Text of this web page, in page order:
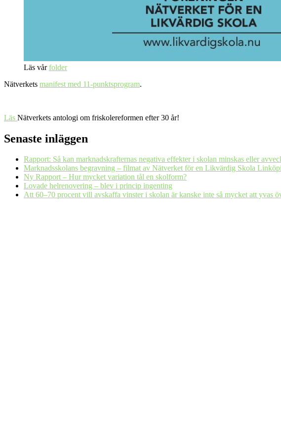
Läs vårfolder
Nätverkets manifest med 11-punktsprogram.
Läs Nätverkets antologi om friskolereformen efter 30 år!
Senaste inläggen
Rapport: Så kan marknadskrafternas negativa effekter i skolan minskas eller
Marknadsskolans begravning – filmat av Nätverket för en Likvärdig Skola
Ny Rapport – Hur mycket variation tål en skolform?
Lovade helrenovering – blev i princip ingenting
Att 60–70 procent vill avskaffa vinster i skolan är kanske inte så mycket att yvas